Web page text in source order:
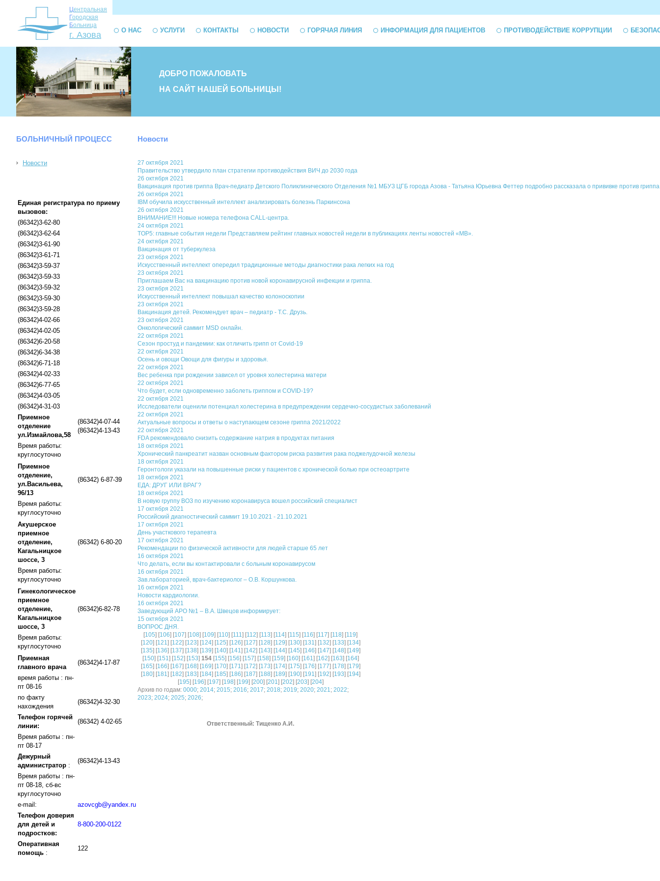
Центральная
Городская
Больница
г. Азова О НАС УСЛУГИ КОНТАКТЫ НОВОСТИ ГОРЯЧАЯ ЛИНИЯ ИНФОРМАЦИЯ ДЛЯ ПАЦИЕНТОВ ПРОТИВОДЕЙСТВИЕ КОРРУПЦИИ
ДОБРО ПОЖАЛОВАТЬ
НА САЙТ НАШЕЙ БОЛЬНИЦЫ!
БОЛЬНИЧНЫЙ ПРОЦЕСС
Новости
Единая регистратура по приему
вызовов:
(86342)3-62-80
(86342)3-62-64
(86342)3-61-90
(86342)3-61-71
(86342)3-59-37
(86342)3-59-33
(86342)3-59-32
(86342)3-59-30
(86342)3-59-28
(86342)4-02-66
(86342)4-02-05
(86342)6-20-58
(86342)6-34-38
(86342)6-71-18
(86342)4-02-33
(86342)6-77-65
(86342)4-03-05
(86342)4-31-03
Приемное
отделение
ул.Измайлова,58
(86342)4-07-44
(86342)4-13-43
Время работы:
круглосуточно
Приемное
отделение,
ул.Васильева,
96/13
(86342) 6-87-39
Время работы:
круглосуточно
Акушерское
приемное
отделение,
Кагальницкое
шоссе, 3
(86342) 6-80-20
Время работы:
круглосуточно
Гинекологическое
приемное
отделение,
Кагальницкое
шоссе, 3
(86342)6-82-78
Время работы:
круглосуточно
Приемная
главного врача
(86342)4-17-87
время работы : пн-
пт 08-16
по факту
нахождения
(86342)4-32-30
Телефон горячей
линии:
(86342) 4-02-65
Время работы : пн-
пт 08-17
Дежурный
администратор :
(86342)4-13-43
Время работы : пн-
пт 08-18, сб-вс
круглосуточно
e-mail:
azovcgb@yandex.ru
Телефон доверия
для детей и
подростков:
8-800-200-0122
Оперативная
помощь :
122
Новости
27 октября 2021
Правительство утвердило план стратегии противодействия ВИЧ до 2030 года
26 октября 2021
Вакцинация против гриппа Врач-педиатр Детского Поликлинического Отделения №1 МБУЗ ЦГБ города Азова - Татьяна Юрьевна Феттер подробно рассказала о прививке против
26 октября 2021
IBM обучила искусственный интеллект анализировать болезнь Паркинсона
26 октября 2021
ВНИМАНИЕ!!! Новые номера телефона CALL-центра.
24 октября 2021
TOP5: главные события недели Представляем рейтинг главных новостей недели в публикациях ленты новостей «МВ».
24 октября 2021
Вакцинация от туберкулеза
23 октября 2021
Искусственный интеллект опередил традиционные методы диагностики рака легких на год
23 октября 2021
Приглашаем Вас на вакцинацию против новой коронавирусной инфекции и гриппа.
23 октября 2021
Искусственный интеллект повышал качество колоноскопии
23 октября 2021
Вакцинация детей. Рекомендует врач – педиатр - Т.С. Друзь.
23 октября 2021
Онкологический саммит MSD онлайн.
22 октября 2021
Сезон простуд и пандемии: как отличить грипп от Covid-19
22 октября 2021
Осень и овощи Овощи для фигуры и здоровья.
22 октября 2021
Вес ребенка при рождении зависел от уровня холестерина матери
22 октября 2021
Что будет, если одновременно заболеть гриппом и COVID-19?
22 октября 2021
Исследователи оценили потенциал холестерина в предупреждении сердечно-сосудистых заболеваний
22 октября 2021
Актуальные вопросы и ответы о наступающем сезоне гриппа 2021/2022
22 октября 2021
FDA рекомендовало снизить содержание натрия в продуктах питания
18 октября 2021
Хронический панкреатит назван основным фактором риска развития рака поджелудочной железы
18 октября 2021
Геронтологи указали на повышенные риски у пациентов с хронической болью при остеоартрите
18 октября 2021
ЕДА: ДРУГ ИЛИ ВРАГ?
18 октября 2021
В новую группу ВОЗ по изучению коронавируса вошел российский специалист
17 октября 2021
Российский диагностический саммит 19.10.2021 - 21.10.2021
17 октября 2021
День участкового терапевта
17 октября 2021
Рекомендации по физической активности для людей старше 65 лет
16 октября 2021
Что делать, если вы контактировали с больным коронавирусом
16 октября 2021
Зав.лабораторией, врач-бактериолог – О.В. Коршункова.
16 октября 2021
Новости кардиологии.
16 октября 2021
Заведующий АРО №1 – В.А. Швецов информирует:
15 октября 2021
ВОПРОС ДНЯ.
[105] [106] [107] [108] [109] [110] [111] [112] [113] [114] [115] [116] [117] [118] [119]
[120] [121] [122] [123] [124] [125] [126] [127] [128] [129] [130] [131] [132] [133] [134]
[135] [136] [137] [138] [139] [140] [141] [142] [143] [144] [145] [146] [147] [148] [149]
[150] [151] [152] [153] 154[155] [156] [157] [158] [159] [160] [161] [162] [163] [164]
[165] [166] [167] [168] [169] [170] [171] [172] [173] [174] [175] [176] [177] [178] [179]
[180] [181] [182] [183] [184] [185] [186] [187] [188] [189] [190] [191] [192] [193] [194]
[195] [196] [197] [198] [199] [200] [201] [202] [203] [204]
Архив по годам: 0000; 2014; 2015; 2016; 2017; 2018; 2019; 2020; 2021; 2022;
2023; 2024; 2025; 2026;
Ответственный: Тищенко А.И.